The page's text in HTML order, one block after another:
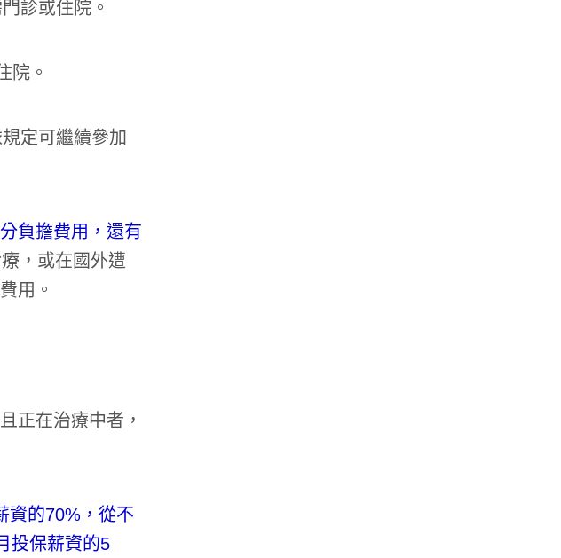
診或住院。
院。
定可繼續參加
負擔費用，還有
，或在國外遭
用。
正在治療中者，
資的70%，從不
投保薪資的5